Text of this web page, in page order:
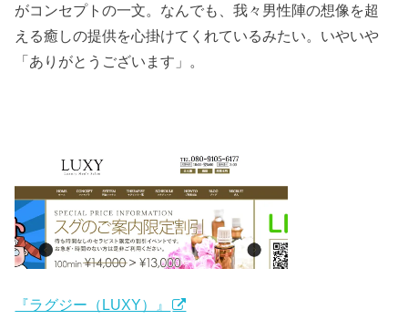
がコンセプトの一文。なんでも、我々男性陣の想像を超
える癒しの提供を心掛けてくれているみたい。いやいや
「ありがとうございます」。
『ラグジー（LUXY）』